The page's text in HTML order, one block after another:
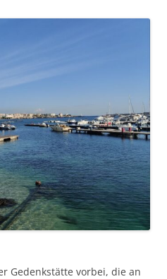
Gedenkstätte vorbei, die an